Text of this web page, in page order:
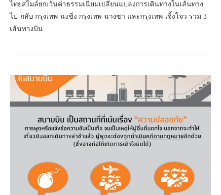
ไทยสไมล์ยกเว้นค่าธรรมเนียมเปลี่ยนแปลงการเดินทางในเส้นทาง
ไป-กลับ กรุงเทพ-ฉงชิ่ง กรุงเทพ-ฉางซา และกรุงเทพ-เจิ้งโจว รวม 3
เส้นทางบิน